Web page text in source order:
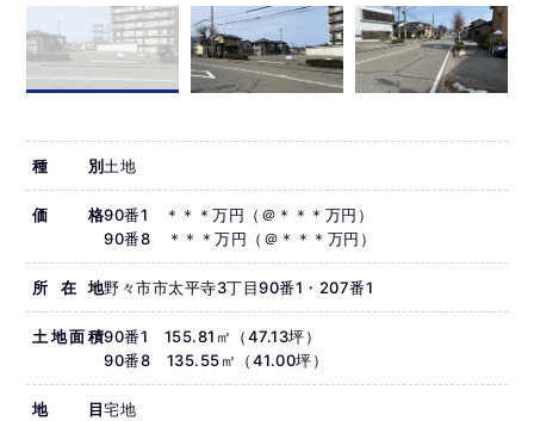
種別土地
価格90番1 ＊＊＊万円（＠＊＊＊万円）
90番8 ＊＊＊万円（＠＊＊＊万円）
所在地野々市市太平寺3丁目90番1・207番1
土地面積90番1 155.81㎡（47.13坪）
90番8 135.55㎡（41.00坪）
地目宅地